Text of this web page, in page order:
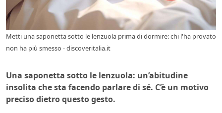
Metti una saponetta sotto le lenzuola prima di dormire: chi l'ha provato
non ha più smesso - discoveritalia.it
Una saponetta sotto le lenzuola: un’abitudine
insolita che sta facendo parlare di sé. C’è un motivo
preciso dietro questo gesto.